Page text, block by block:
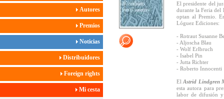
Autores
Premios
Noticias
Distribuidores
Foreign rights
Mi cesta
El presidente del
durante la Feria del
optan al Premio.
Lóguez Ediciones:
- Rotraut Susanne
- Aljoscha Blau
- Wolf Erlbruch
- Isabel Pin
- Jutta Richter
- Roberto Innocenti
ElAstrid Lindgren
esta autora para
labor de difusión